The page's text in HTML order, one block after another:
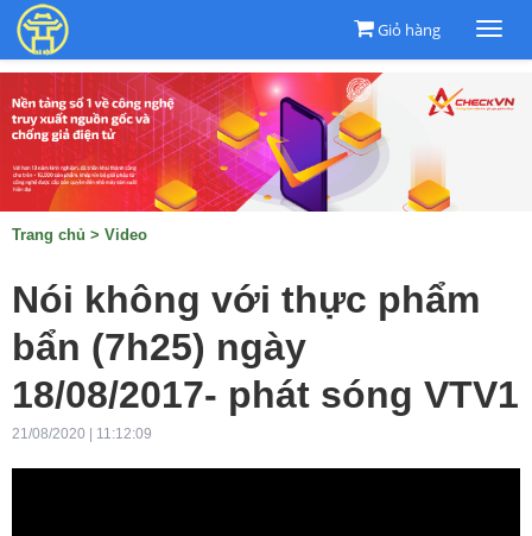
Giỏ hàng
Trang chủ > Video
Nói không với thực phẩm
bẩn (7h25) ngày
18/08/2017- phát sóng VTV1
21/08/2020 | 11:12:09